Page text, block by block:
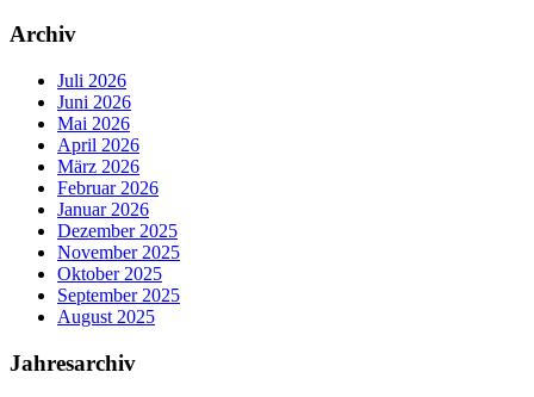
Archiv
Juli 2026
Juni 2026
Mai 2026
April 2026
März 2026
Februar 2026
Januar 2026
Dezember 2025
November 2025
Oktober 2025
September 2025
August 2025
Jahresarchiv